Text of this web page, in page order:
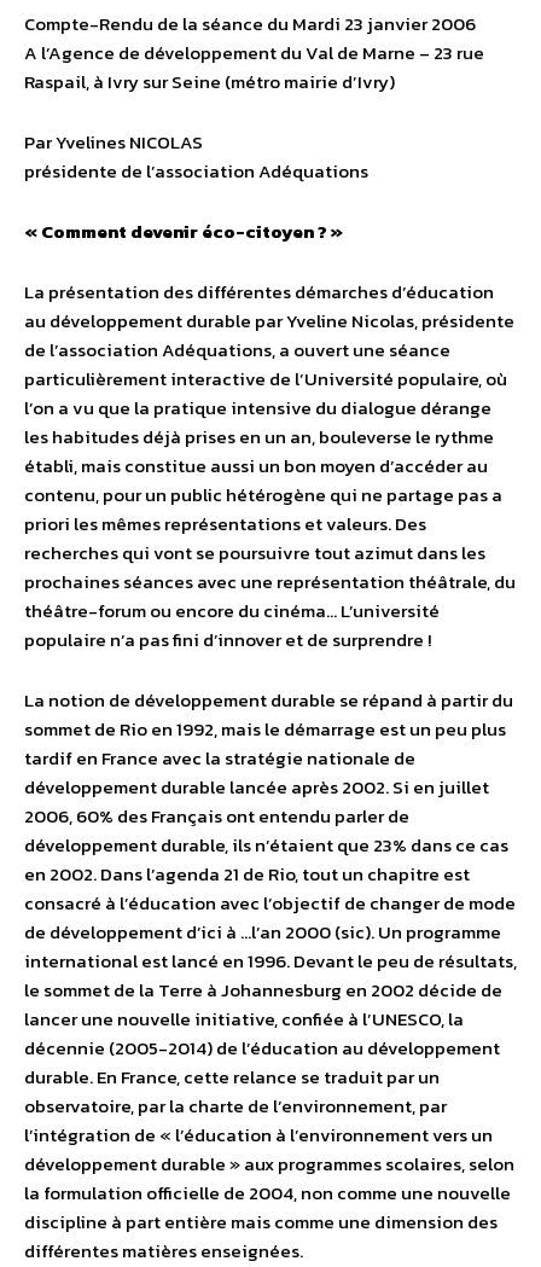
Compte-Rendu de la séance du Mardi 23 janvier 2006
A l’Agence de développement du Val de Marne – 23 rue
Raspail, à Ivry sur Seine (métro mairie d’Ivry)
Par Yvelines NICOLAS
présidente de l’association Adéquations
« Comment devenir éco-citoyen ? »
La présentation des différentes démarches d’éducation
au développement durable par Yveline Nicolas, présidente
de l’association Adéquations, a ouvert une séance
particulièrement interactive de l’Université populaire, où
l’on a vu que la pratique intensive du dialogue dérange
les habitudes déjà prises en un an, bouleverse le rythme
établi, mais constitue aussi un bon moyen d’accéder au
contenu, pour un public hétérogène qui ne partage pas a
priori les mêmes représentations et valeurs. Des
recherches qui vont se poursuivre tout azimut dans les
prochaines séances avec une représentation théâtrale, du
théâtre-forum ou encore du cinéma… L’université
populaire n’a pas fini d’innover et de surprendre !
La notion de développement durable se répand à partir du
sommet de Rio en 1992, mais le démarrage est un peu plus
tardif en France avec la stratégie nationale de
développement durable lancée après 2002. Si en juillet
2006, 60% des Français ont entendu parler de
développement durable, ils n’étaient que 23% dans ce cas
en 2002. Dans l’agenda 21 de Rio, tout un chapitre est
consacré à l’éducation avec l’objectif de changer de mode
de développement d’ici à …l’an 2000 (sic). Un programme
international est lancé en 1996. Devant le peu de résultats,
le sommet de la Terre à Johannesburg en 2002 décide de
lancer une nouvelle initiative, confiée à l’UNESCO, la
décennie (2005-2014) de l’éducation au développement
durable. En France, cette relance se traduit par un
observatoire, par la charte de l’environnement, par
l’intégration de « l’éducation à l’environnement vers un
développement durable » aux programmes scolaires, selon
la formulation officielle de 2004, non comme une nouvelle
discipline à part entière mais comme une dimension des
différentes matières enseignées.